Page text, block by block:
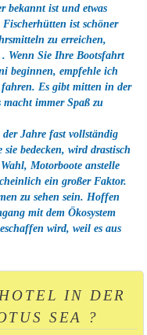
bekannt ist und etwas
ist schöner
zu erreichen,
. Wenn Sie Ihre Bootsfahrt
beginnen, empfehle ich
Es gibt mitten in der
immer Spaß zu
der Jahre fast vollständig
bedecken, wird drastisch
Motorboote anstelle
ein großer Faktor.
zu sehen sein. Hoffen
mit dem Ökosystem
wird, weil es aus
IN DER
SEA ?